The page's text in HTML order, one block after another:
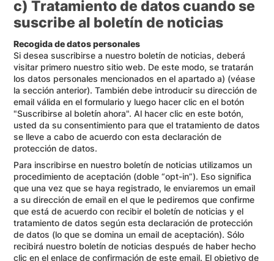
c) Tratamiento de datos cuando se
suscribe al boletín de noticias
Recogida de datos personales
Si desea suscribirse a nuestro boletín de noticias, deberá
visitar primero nuestro sitio web. De este modo, se tratarán
los datos personales mencionados en el apartado a) (véase
la sección anterior). También debe introducir su dirección de
email válida en el formulario y luego hacer clic en el botón
"Suscribirse al boletín ahora". Al hacer clic en este botón,
usted da su consentimiento para que el tratamiento de datos
se lleve a cabo de acuerdo con esta declaración de
protección de datos.
Para inscribirse en nuestro boletín de noticias utilizamos un
procedimiento de aceptación (doble “opt-in”). Eso significa
que una vez que se haya registrado, le enviaremos un email
a su dirección de email en el que le pediremos que confirme
que está de acuerdo con recibir el boletín de noticias y el
tratamiento de datos según esta declaración de protección
de datos (lo que se domina un email de aceptación). Sólo
recibirá nuestro boletín de noticias después de haber hecho
clic en el enlace de confirmación de este email. El objetivo de